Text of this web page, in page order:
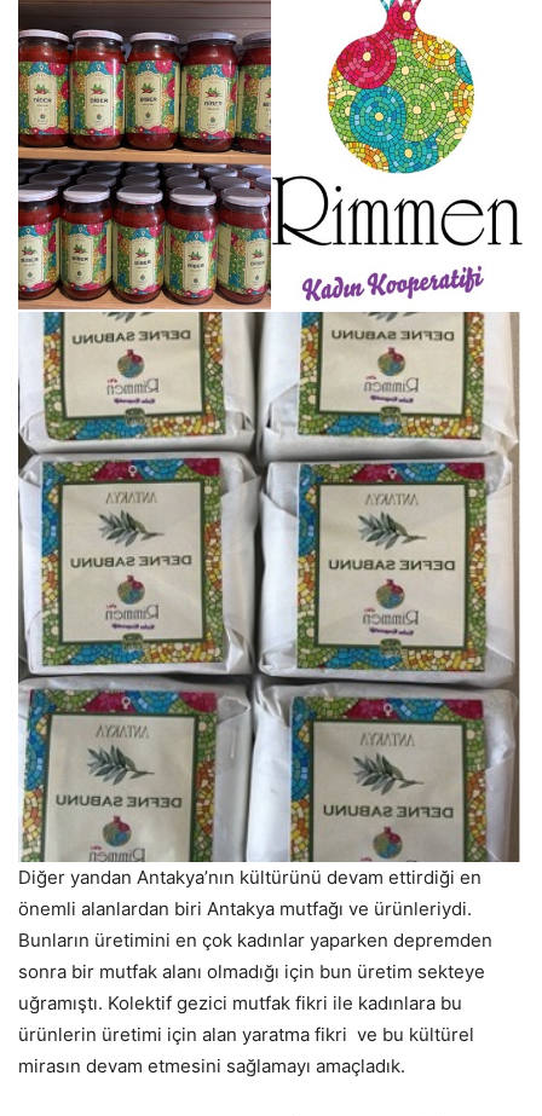
Diğer yandan Antakya’nın kültürünü devam ettirdiği en
önemli alanlardan biri Antakya mutfağı ve ürünleriydi.
Bunların üretimini en çok kadınlar yaparken depremden
sonra bir mutfak alanı olmadığı için bun üretim sekteye
uğramıştı. Kolektif gezici mutfak fikri ile kadınlara bu
ürünlerin üretimi için alan yaratma fikri ve bu kültürel
mirasın devam etmesini sağlamayı amaçladık.